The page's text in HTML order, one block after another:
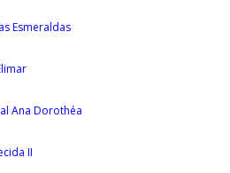
Esmeraldas
Ana Dorothéa
II